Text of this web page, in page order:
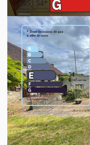
Logement à
G. Montant estimé des
un usage standard
référence 01/01/2021.